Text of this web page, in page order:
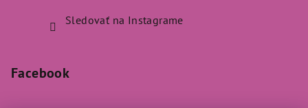
Sledovať na Instagrame
Facebook